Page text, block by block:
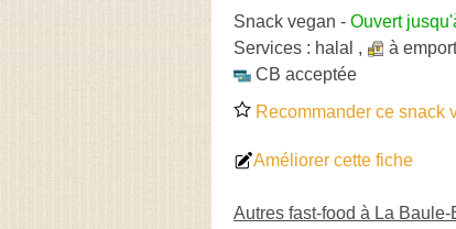
Snack vegan - Ouvert
Services : halal , à
CB acceptée
Recommander ce snack
Améliorer cette fiche
Autres fast-food à La